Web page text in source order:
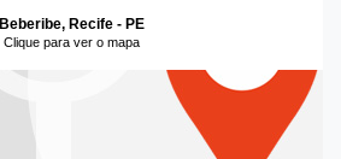
Beberibe, Recife - PE
Clique para ver o mapa